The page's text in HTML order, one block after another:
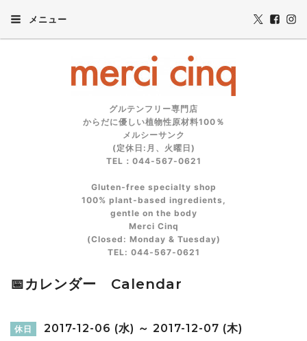
メニュー
グルテンフリー専門店
からだに優しい植物性原材料100％
メルシーサンク
(定休日:月、火曜日)
TEL：044-567-0621
Gluten‑free specialty shop
100% plant‑based ingredients,
gentle on the body
Merci Cinq
(Closed: Monday & Tuesday)
TEL: 044‑567‑0621
📅カレンダー Calendar
休日 2017-12-06 (水) ～ 2017-12-07 (木)